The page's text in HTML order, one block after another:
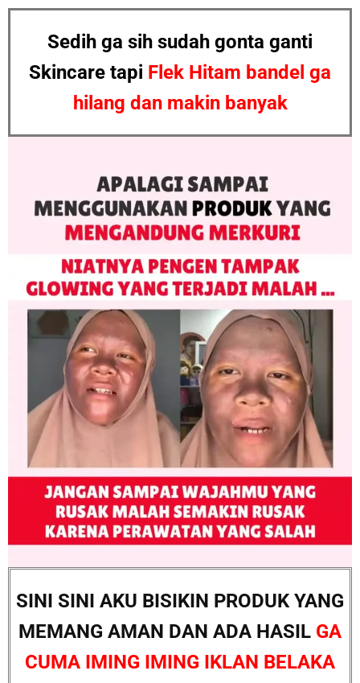
Sedih ga sih sudah gonta ganti
Skincare tapi Flek Hitam bandel ga
hilang dan makin banyak
SINI SINI AKU BISIKIN PRODUK YANG
MEMANG AMAN DAN ADA HASIL GA
CUMA IMING IMING IKLAN BELAKA